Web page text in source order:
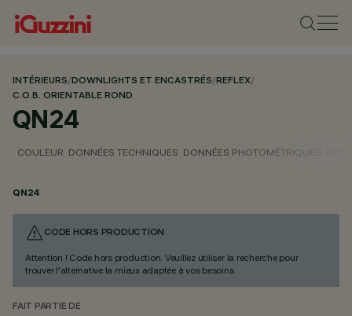
INTÉRIEURS/DOWNLIGHTS ET ENCASTRÉS/REFLEX/
C.O.B. ORIENTABLE ROND
QN24
COULEUR DONNÉES TECHNIQUES DONNÉES PHOTOMÉTRIQUES
QN24
CODE HORS PRODUCTION
Attention ! Code hors production. Veuillez utiliser la recherche pour
trouver l'alternative la mieux adaptée à vos besoins.
FAIT PARTIE DE